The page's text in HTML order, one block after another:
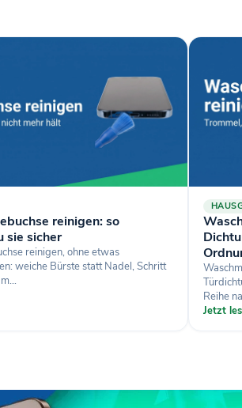
reinigen: so
sie sicher
reinigen, ohne etwas
weiche Bürste statt Nadel, Schritt
Reihe
Jetzt